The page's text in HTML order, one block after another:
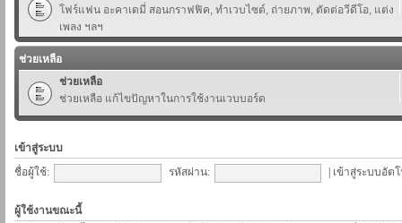
โฟร์แฟน อะคาเดมี่ สอนกราฟฟิค, ทำเวบไซต์, ถ่ายภาพ, ตัดต่อวีดีโอ, แต่ง
เพลง ฯลฯ
ช่วยเหลือ
ช่วยเหลือ
ช่วยเหลือ แก้ไขปัญหาในการใช้งานเวบบอร์ด
เข้าสู่ระบบ
ชื่อผู้ใช้:
รหัสผ่าน: เข้าสู่ระบบอัต
ผู้ใช้งานขณะนี้